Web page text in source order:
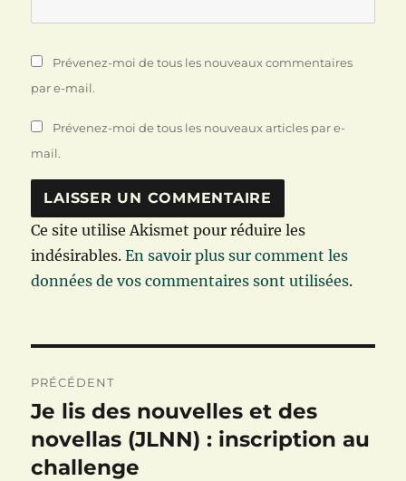
Prévenez-moi de tous les nouveaux commentaires
par e-mail.
Prévenez-moi de tous les nouveaux articles par e-
mail.
Ce site utilise Akismet pour réduire les
indésirables.En savoir plus sur comment les
données de vos commentaires sont utilisées.
de
l’article
PRÉCÉDENT
Publication
précédente :
Je lis des nouvelles et des
novellas (JLNN) : inscription au
challenge